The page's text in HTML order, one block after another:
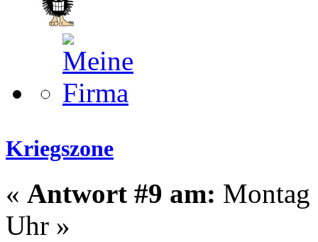
Kriegszone
« Antwort #9 am: Montag
Uhr »